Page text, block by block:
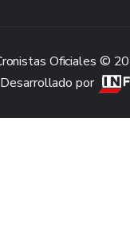
Oficiales ©
Desarrollado por